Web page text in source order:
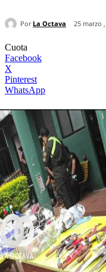
Por La Octava 25 marzo
Cuota
Facebook
X
Pinterest
WhatsApp